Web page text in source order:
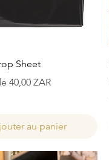
Aperçu rapide
Sheet
40,00 ZAR
au panier